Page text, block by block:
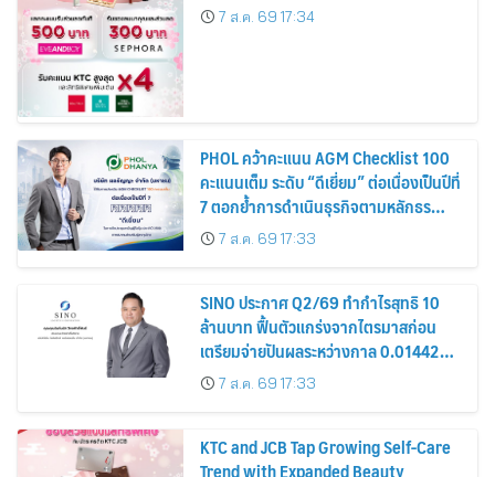
7 ส.ค. 69 17:34
PHOL คว้าคะแนน AGM Checklist 100
คะแนนเต็ม ระดับ “ดีเยี่ยม” ต่อเนื่องเป็นปีที่
7 ตอกย้ำการดำเนินธุรกิจตามหลักธร
รมาภิบาล โปร่งใส สร้างความเชื่อมั่นผู้ถือ
หุ้น
7 ส.ค. 69 17:33
SINO ประกาศ Q2/69 ทำกำไรสุทธิ 10
ล้านบาท ฟื้นตัวแกร่งจากไตรมาสก่อน
เตรียมจ่ายปันผลระหว่างกาล 0.014423
บาทต่อหุ้น ครึ่งปีหลังมุ่งเติบโตต่อเนื่อง
7 ส.ค. 69 17:33
KTC and JCB Tap Growing Self-Care
Trend with Expanded Beauty